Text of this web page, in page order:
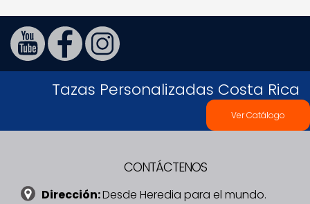
Tazas Personalizadas Costa Rica
Ver Catálogo
CONTÁCTENOS
Dirección:Desde Heredia para el mundo.